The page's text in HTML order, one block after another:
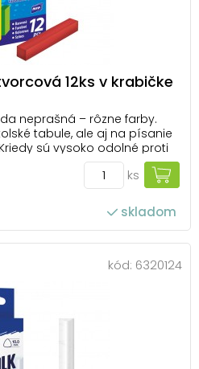
12ks v krabičke
neprašná – rôzne farby.
tabule, ale aj na písanie
sú vysoko odolné proti
písanie pri použití na
- 2 ks žlté kriedy - 2 ks
ks
skladom
kód: 6320124